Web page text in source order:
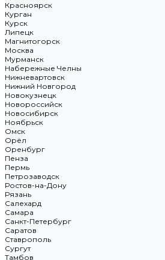
Красноярск
Курган
Курск
Липецк
Магнитогорск
Москва
Мурманск
Набережные Челны
Нижневартовск
Нижний Новгород
Новокузнецк
Новороссийск
Новосибирск
Ноябрьск
Омск
Орёл
Оренбург
Пенза
Пермь
Петрозаводск
Ростов-на-Дону
Рязань
Салехард
Самара
Санкт-Петербург
Саратов
Ставрополь
Сургут
Тамбов